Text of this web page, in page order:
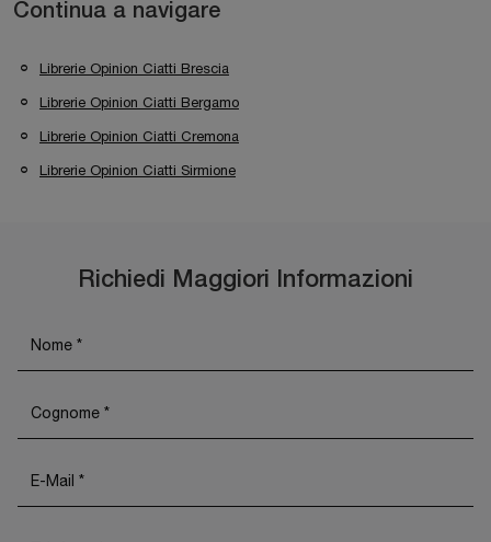
Continua a navigare
Librerie Opinion Ciatti Brescia
Librerie Opinion Ciatti Bergamo
Librerie Opinion Ciatti Cremona
Librerie Opinion Ciatti Sirmione
Richiedi Maggiori Informazioni